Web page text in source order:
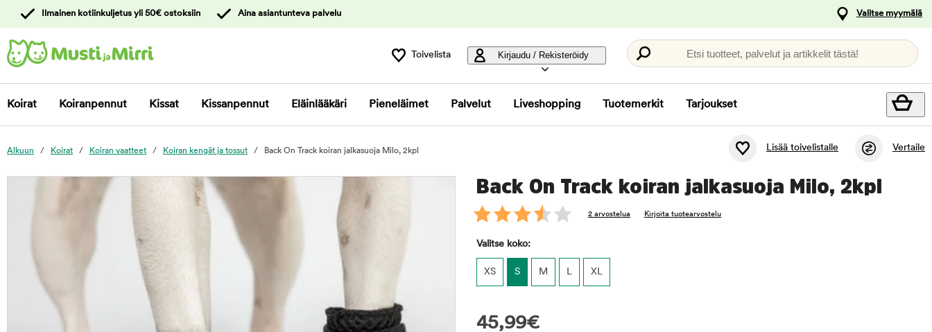
asiakaspalveluun
Ilmainen kotiinkuljetus yli 50€ ostoksiin Aina asiantunteva palvelu Valitse myymälä
Toivelista Kirjaudu / Rekisteröidy Etsi tuotteet, palvelut ja artikkelit tästä!
Koirat Koiranpennut Kissat Kissanpennut Eläinlääkäri Pieneläimet Palvelut Liveshopping Tuotemerkit Tarjoukset
Alkuun Koirat Koiran vaatteet Koiran kengät ja tossut Back On Track koiran jalkasuoja Milo, 2kpl Lisää toivelistalle Vertaile
Back On Track koiran jalkasuoja Milo, 2kpl
2 arvostelua Kirjoita tuotearvostelu
Valitse koko:
XS S M L XL
45,99€